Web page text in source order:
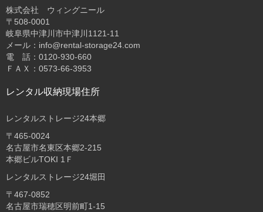
株式会社 ウィングニール
〒508-0001
岐阜県中津川市中津川1121-11
メール：info@rental-storage24.com
電 話：0120-930-660
ＦＡＸ：0573-66-3953
レンタル収納現場住所
レンタルストレージ24本郷
〒465-0024
名古屋市名東区本郷2-215
本郷ビルTOKI 1Ｆ
レンタルストレージ24堀田
〒467-0852
名古屋市瑞穂区明前町1-15